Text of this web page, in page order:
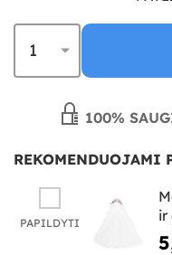
100%
REKOMENDUOJAMI
PAPILDYTI
ir